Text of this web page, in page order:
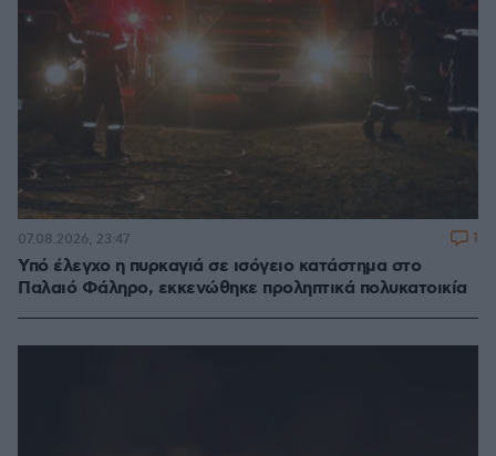
Υπό έλεγχο η πυρκαγιά σε ισόγειο κατάστημα στο
Παλαιό Φάληρο, εκκενώθηκε προληπτικά πολυκατοικία
07.08.2026, 23:47 1